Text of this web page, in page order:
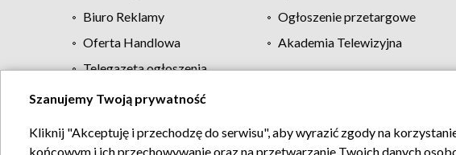
Biuro Reklamy
Ogłoszenie przetargowe
Oferta Handlowa
Akademia Telewizyjna
Telegazeta ogłoszenia
Regulamin TVP Polityka
Szanujemy Twoją prywatność
Kliknij "Akceptuję i przechodzę do serwisu", aby wyrazić zgody na
końcowym i ich przechowywanie oraz na przetwarzanie Twoich danych